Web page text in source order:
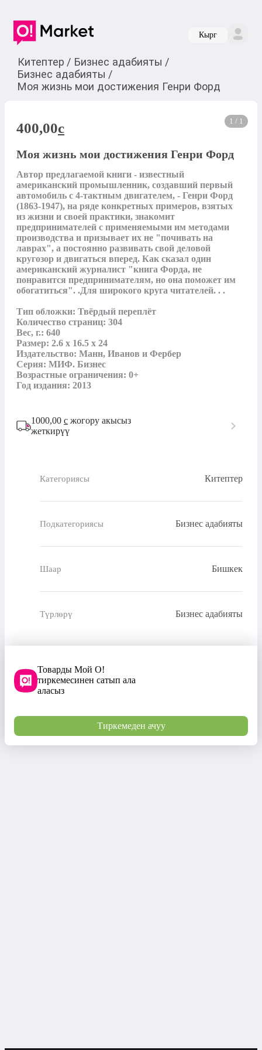
Кырг
Китептер / Бизнес адабияты /
Бизнес адабияты /
Моя жизнь мои достижения Генри Форд
1 / 1
400,00c
Моя жизнь мои достижения Генри Форд
Автор предлагаемой книги - известный
американский промышленник, создавший первый
автомобиль с 4-тактным двигателем, - Генри Форд
(1863-1947), на ряде конкретных примеров, взятых
из жизни и своей практики, знакомит
предпринимателей с применяемыми им методами
производства и призывает их не "почивать на
лаврах", а постоянно развивать свой деловой
кругозор и двигаться вперед. Как сказал один
американский журналист "книга Форда, не
понравится предпринимателям, но она поможет им
обогатиться". .Для широкого круга читателей. . .
Тип обложки: Твёрдый переплёт
Количество страниц: 304
Вес, г.: 640
Размер: 2.6 x 16.5 x 24
Издательство: Манн, Иванов и Фербер
Серия: МИФ. Бизнес
Возрастные ограничения: 0+
Год издания: 2013
1000,00 с жогору акысыз
жеткирүү
Категориясы Китептер
Подкатегориясы Бизнес адабияты
Шаар Бишкек
Түрлөрү Бизнес адабияты
Товарды Мой О!
тиркемесинен сатып ала
аласыз
Тиркемеден ачуу